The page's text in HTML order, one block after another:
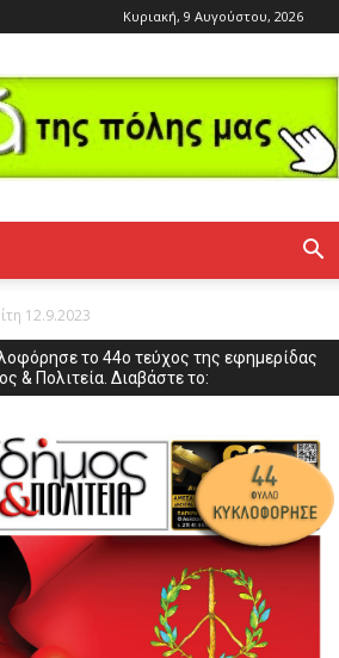
Κυριακή, 9 Αυγούστου, 2026
12.9.2023
το 44ο τεύχος της εφημερίδας
& Πολιτεία. Διαβάστε το: